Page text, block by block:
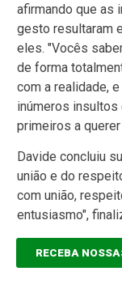
afirmando que as
gesto resultaram
eles. "Vocês
de forma
com a realidade,
inúmeros
primeiros a
Davide concluiu
união e do
com união,
entusiasmo",
RECEBA